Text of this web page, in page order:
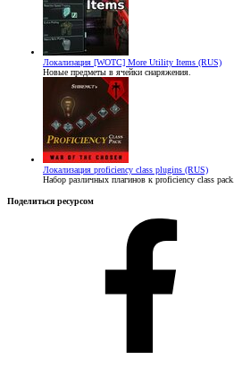
Локализация [WOTC] More Utility Items (RUS)
Новые предметы в ячейки снаряжения.
Локализация proficiency class plugins (RUS)
Набор различных плагинов к proficiency class pack.
Поделиться ресурсом